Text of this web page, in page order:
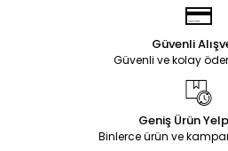
Güvenli
Güvenli ve kolay
Geniş Ürün
Binlerce ürün ve